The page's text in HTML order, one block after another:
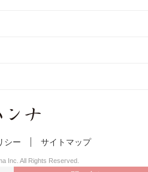
シー サイトマップ
Inc. All Rights Reserved.